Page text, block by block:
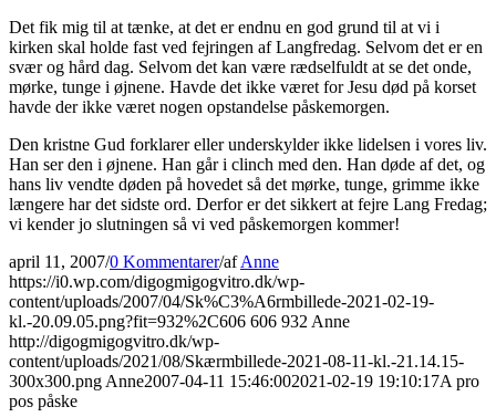
Det fik mig til at tænke, at det er endnu en god grund til at vi i
kirken skal holde fast ved fejringen af Langfredag. Selvom det er en
svær og hård dag. Selvom det kan være rædselfuldt at se det onde,
mørke, tunge i øjnene. Havde det ikke været for Jesu død på korset
havde der ikke været nogen opstandelse påskemorgen.
Den kristne Gud forklarer eller underskylder ikke lidelsen i vores liv.
Han ser den i øjnene. Han går i clinch med den. Han døde af det, og
hans liv vendte døden på hovedet så det mørke, tunge, grimme ikke
længere har det sidste ord. Derfor er det sikkert at fejre Lang Fredag;
vi kender jo slutningen så vi ved påskemorgen kommer!
april 11, 2007/0 Kommentarer/afAnne
https://i0.wp.com/digogmigogvitro.dk/wp-
content/uploads/2007/04/Sk%C3%A6rmbillede-2021-02-19-
kl.-20.09.05.png?fit=932%2C606 606 932 Anne
http://digogmigogvitro.dk/wp-
content/uploads/2021/08/Skærmbillede-2021-08-11-kl.-21.14.15-
300x300.png Anne2007-04-11 15:46:002021-02-19 19:10:17A pro
pos påske